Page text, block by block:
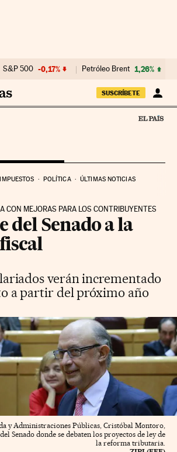
S&P 500 -0,17% Petróleo Brent 1,26%
SUSCRÍBETE
IMPUESTOS POLÍTICA ÚLTIMAS NOTICIAS
CON MEJORAS PARA LOS CONTRIBUYENTES
del Senado a la
verán incrementado
a partir del próximo año
y Administraciones Públicas, Cristóbal Montoro,
Senado donde se debaten los proyectos de ley de
la reforma tributaria.